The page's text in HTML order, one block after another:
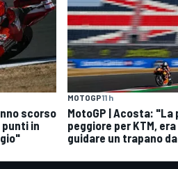
scorso
in
MOTOGP11 h
MotoGP | Acosta: "La
peggiore per KTM,
guidare un trapano